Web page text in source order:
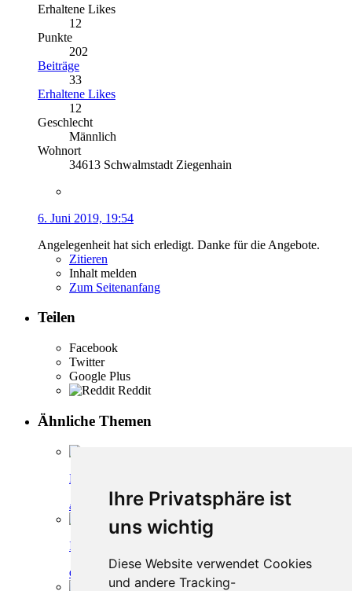
Ihre Privatsphäre ist
uns wichtig
Diese Website verwendet Cookies
und andere Tracking-
Erhaltene Likes
12
Punkte
202
Beiträge
33
Erhaltene Likes
12
Geschlecht
Männlich
Wohnort
34613 Schwalmstadt Ziegenhain
6. Juni 2019, 19:54
Angelegenheit hat sich erledigt. Danke für die Angebote.
Zitieren
Inhalt melden
Zum Seitenanfang
Teilen
Facebook
Twitter
Google Plus
Reddit
Ähnliche Themen
Neu registriert, was nun?
admin 29. Juni 2015, 22:59-Info
Ich Deutsch möchte Kenianerin in Kenia heiraten
Colonius 18. März 2019, 12:16 Gute Erlebnisse in Kenia